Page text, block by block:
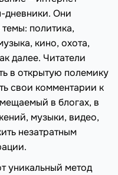
дневники. Они
политика,
кино, охота,
далее. Читатели
в открытую полемику
свои комментарии к
в блогах, в
музыки, видео,
незатратным
уникальный метод